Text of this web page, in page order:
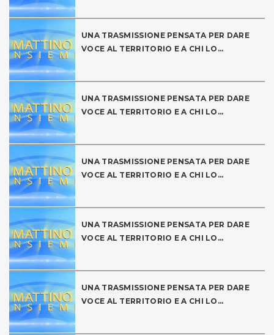
UNA TRASMISSIONE PENSATA PER DARE
VOCE AL TERRITORIO E A CHI LO...
UNA TRASMISSIONE PENSATA PER DARE
VOCE AL TERRITORIO E A CHI LO...
UNA TRASMISSIONE PENSATA PER DARE
VOCE AL TERRITORIO E A CHI LO...
UNA TRASMISSIONE PENSATA PER DARE
VOCE AL TERRITORIO E A CHI LO...
UNA TRASMISSIONE PENSATA PER DARE
VOCE AL TERRITORIO E A CHI LO...